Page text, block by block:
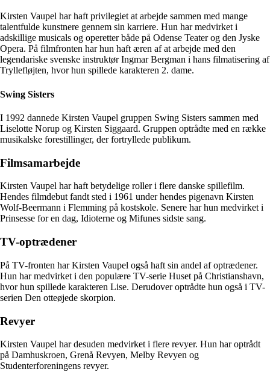
Kirsten Vaupel har haft privilegiet at arbejde sammen med mange
talentfulde kunstnere gennem sin karriere. Hun har medvirket i
adskillige musicals og operetter både på Odense Teater og den Jyske
Opera. På filmfronten har hun haft æren af at arbejde med den
legendariske svenske instruktør Ingmar Bergman i hans filmatisering af
Tryllefløjten, hvor hun spillede karakteren 2. dame.
Swing Sisters
I 1992 dannede Kirsten Vaupel gruppen Swing Sisters sammen med
Liselotte Norup og Kirsten Siggaard. Gruppen optrådte med en række
musikalske forestillinger, der fortryllede publikum.
Filmsamarbejde
Kirsten Vaupel har haft betydelige roller i flere danske spillefilm.
Hendes filmdebut fandt sted i 1961 under hendes pigenavn Kirsten
Wolf-Beermann i Flemming på kostskole. Senere har hun medvirket i
Prinsesse for en dag, Idioterne og Mifunes sidste sang.
TV-optrædener
På TV-fronten har Kirsten Vaupel også haft sin andel af optrædener.
Hun har medvirket i den populære TV-serie Huset på Christianshavn,
hvor hun spillede karakteren Lise. Derudover optrådte hun også i TV-
serien Den otteøjede skorpion.
Revyer
Kirsten Vaupel har desuden medvirket i flere revyer. Hun har optrådt
på Damhuskroen, Grenå Revyen, Melby Revyen og
Studenterforeningens revyer.